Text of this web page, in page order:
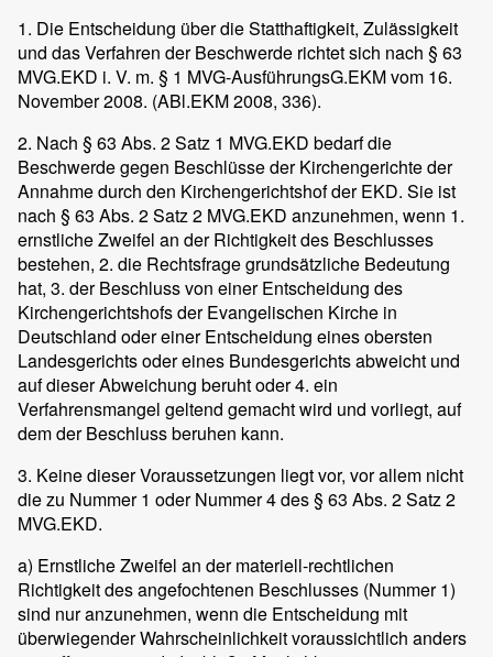
1. Die Entscheidung über die Statthaftigkeit, Zulässigkeit
und das Verfahren der Beschwerde richtet sich nach § 63
MVG.EKD i. V. m. § 1 MVG-AusführungsG.EKM vom 16.
November 2008. (ABl.EKM 2008, 336).
2. Nach § 63 Abs. 2 Satz 1 MVG.EKD bedarf die
Beschwerde gegen Beschlüsse der Kirchengerichte der
Annahme durch den Kirchengerichtshof der EKD. Sie ist
nach § 63 Abs. 2 Satz 2 MVG.EKD anzunehmen, wenn 1.
ernstliche Zweifel an der Richtigkeit des Beschlusses
bestehen, 2. die Rechtsfrage grundsätzliche Bedeutung
hat, 3. der Beschluss von einer Entscheidung des
Kirchengerichtshofs der Evangelischen Kirche in
Deutschland oder einer Entscheidung eines obersten
Landesgerichts oder eines Bundesgerichts abweicht und
auf dieser Abweichung beruht oder 4. ein
Verfahrensmangel geltend gemacht wird und vorliegt, auf
dem der Beschluss beruhen kann.
3. Keine dieser Voraussetzungen liegt vor, vor allem nicht
die zu Nummer 1 oder Nummer 4 des § 63 Abs. 2 Satz 2
MVG.EKD.
a) Ernstliche Zweifel an der materiell-rechtlichen
Richtigkeit des angefochtenen Beschlusses (Nummer 1)
sind nur anzunehmen, wenn die Entscheidung mit
überwiegender Wahrscheinlichkeit voraussichtlich anders